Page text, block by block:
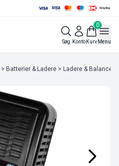
Søg Konto
0
KurvMenu
> Batterier & Ladere > Ladere & Balancers